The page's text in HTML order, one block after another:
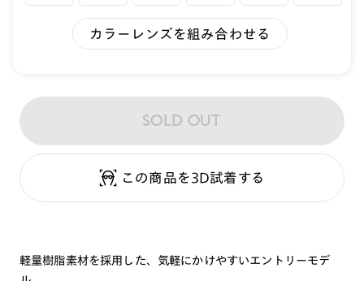
カラーレンズを組み合わせる
SOLD OUT
この商品を3D試着する
軽量樹脂素材を採用した、気軽にかけやすいエントリーモデ